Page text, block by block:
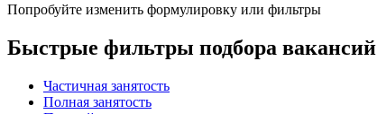
Попробуйте изменить формулировку или фильтры
Быстрые фильтры подбора вакансий
Частичная занятость
Полная занятость